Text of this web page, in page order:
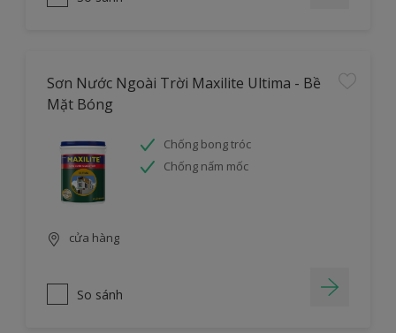
Sơn Nước Ngoài Trời Maxilite Ultima - Bề
Mặt Bóng
Chống bong tróc
Chống nấm mốc
cửa hàng
So sánh